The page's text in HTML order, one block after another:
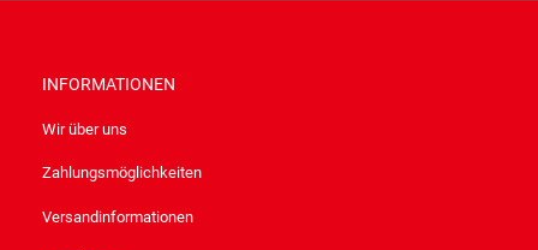
INFORMATIONEN
Wir über uns
Zahlungsmöglichkeiten
Versandinformationen